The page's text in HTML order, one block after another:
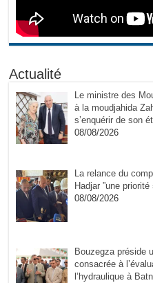
Actualité
Le ministre des
à la moudjahida
s’enquérir de son
08/08/2026
La relance du
Hadjar ”une priorité
08/08/2026
Bouzegza préside
consacrée à
l’hydraulique à